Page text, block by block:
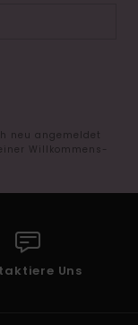
neu angemeldet
Willkommens-
Uns